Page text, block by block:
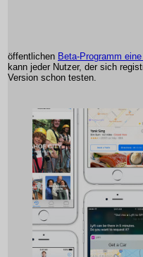
öffentlichen Beta-Programm
kann jeder Nutzer, der sich
Version schon testen.